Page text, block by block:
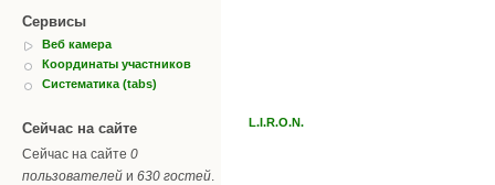
Сервисы
Веб камера
Координаты участников
Систематика (tabs)
Сейчас на сайте
Сейчас на сайте 0
пользователей и 630 гостей
L.I.R.O.N.